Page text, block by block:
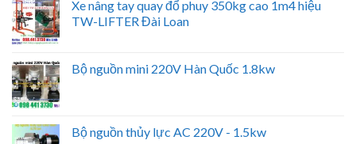
Xe nâng tay quay đổ phuy 350kg cao 1m4 hiệu
TW-LIFTER Đài Loan
Bộ nguồn mini 220V Hàn Quốc 1.8kw
Bộ nguồn thủy lực AC 220V - 1.5kw